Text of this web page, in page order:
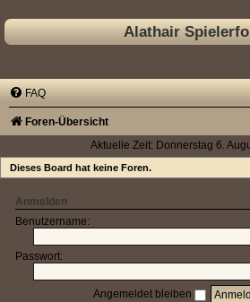
Alathair
FAQ
Foren-Übersicht
Aktuelle Zeit: Donnerstag 6.
Dieses Board hat keine Foren.
Anmelden
Benutzername:
Passwort:
Angemeldet bleiben